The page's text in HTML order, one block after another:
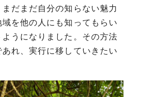
だまだ自分の知らない魅力
を他の人にも知ってもらい
うになりました。その方法
れ、実行に移していきたい